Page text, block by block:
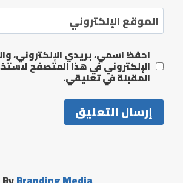
الموقع الإلكتروني
احفظ اسمي، بريدي الإلكتروني،
الإلكتروني في هذا المتصفح
المقبلة في تعليقي.